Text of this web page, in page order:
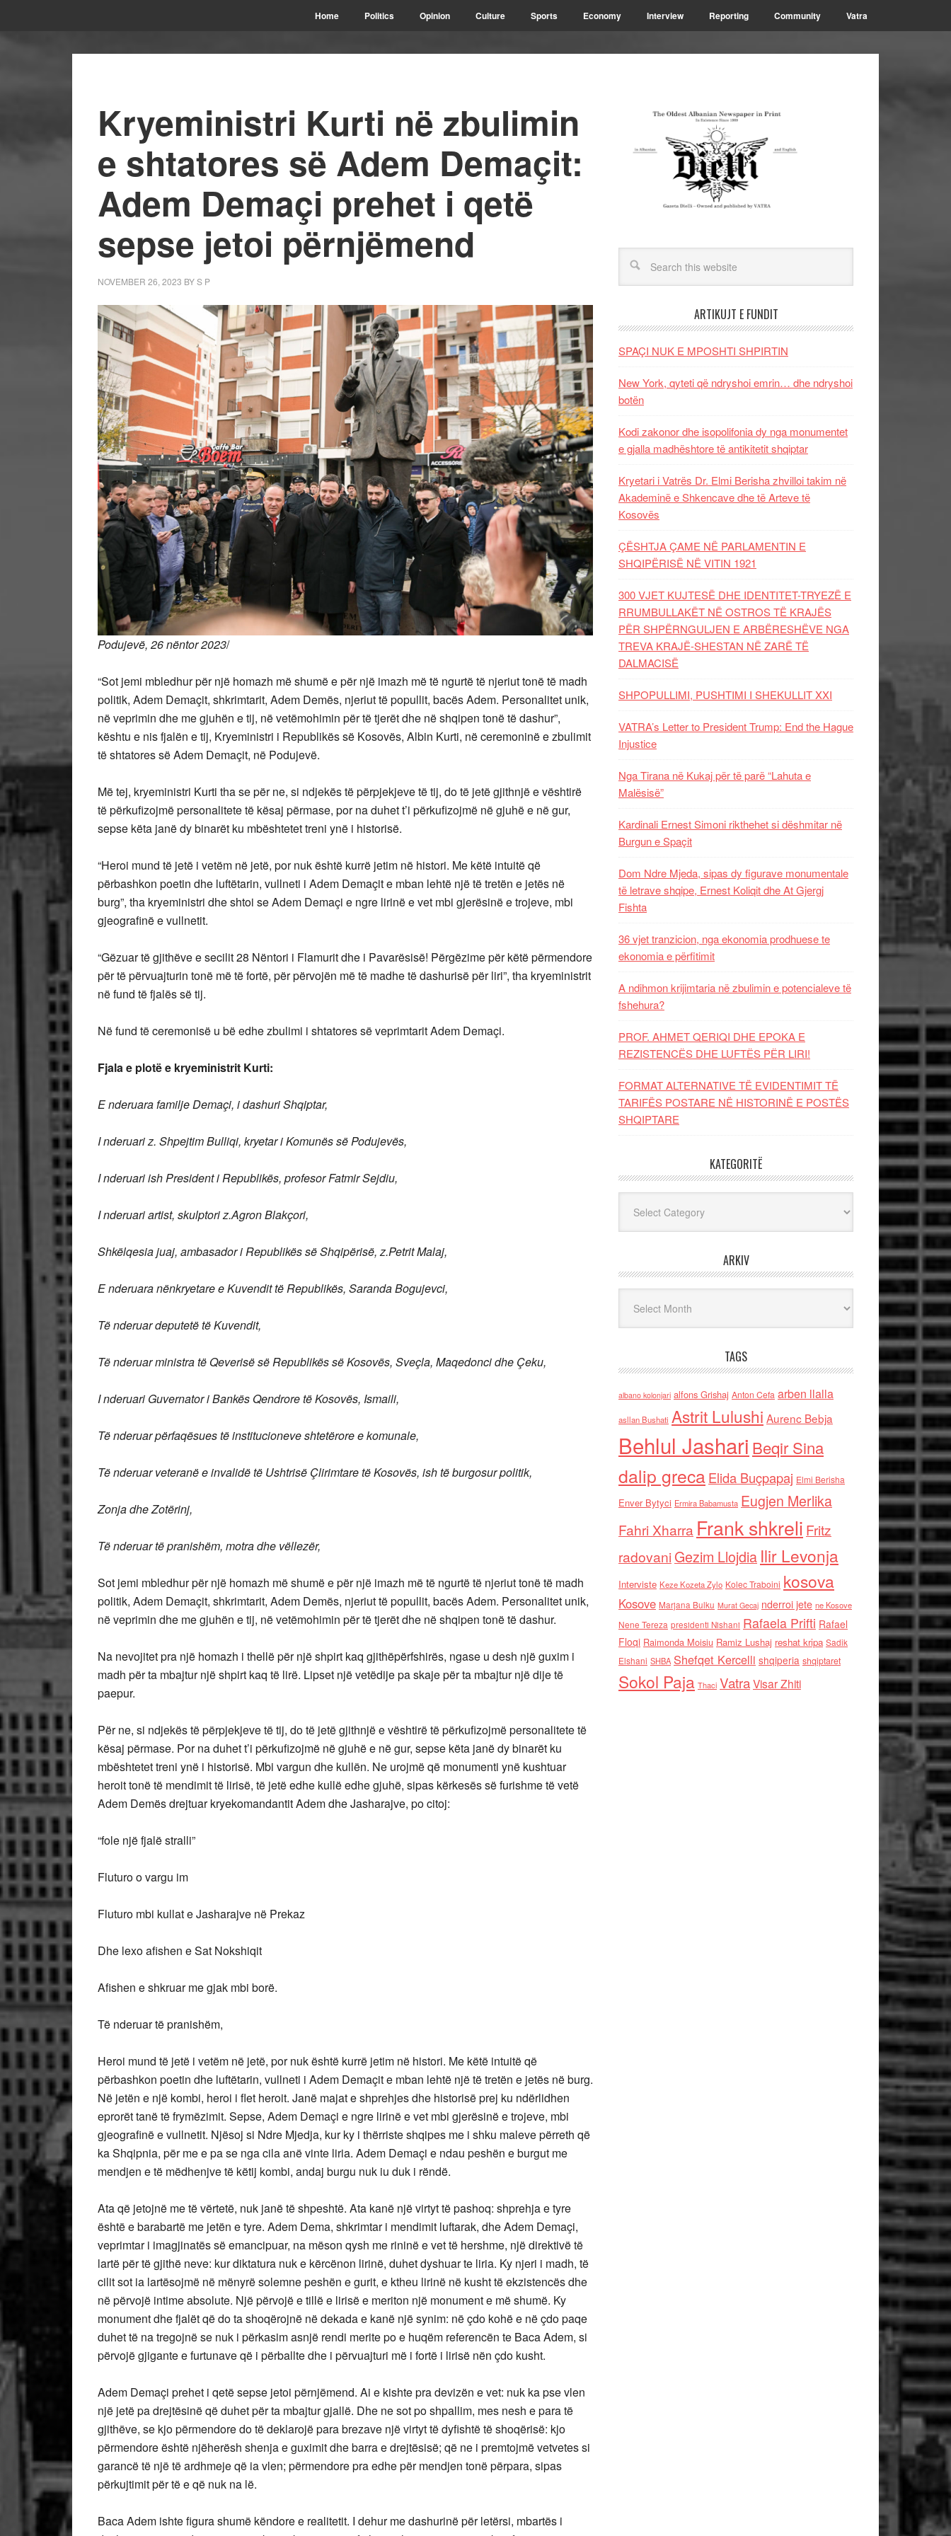
Home Politics Opinion Culture Sports Economy Interview Reporting Community Vatra
Kryeministri Kurti në zbulimin
e shtatores së Adem Demaçit:
Adem Demaçi prehet i qetë
sepse jetoi përnjëmend
NOVEMBER 26, 2023 BYS P
Podujevë, 26 nëntor 2023/
“Sot jemi mbledhur për një homazh më shumë e për një imazh më të ngurtë të njeriut tonë të madh
politik, Adem Demaçit, shkrimtarit, Adem Demës, njeriut të popullit, bacës Adem. Personalitet unik,
në veprimin dhe me gjuhën e tij, në vetëmohimin për të tjerët dhe në shqipen tonë të dashur”,
kështu e nis fjalën e tij, Kryeministri i Republikës së Kosovës, Albin Kurti, në ceremoninë e zbulimit
të shtatores së Adem Demaçit, në Podujevë.
Më tej, kryeministri Kurti tha se për ne, si ndjekës të përpjekjeve të tij, do të jetë gjithnjë e vështirë
të përkufizojmë personalitete të kësaj përmase, por na duhet t’i përkufizojmë në gjuhë e në gur,
sepse këta janë dy binarët ku mbështetet treni ynë i historisë.
“Heroi mund të jetë i vetëm në jetë, por nuk është kurrë jetim në histori. Me këtë intuitë që
përbashkon poetin dhe luftëtarin, vullneti i Adem Demaçit e mban lehtë një të tretën e jetës në
burg”, tha kryeministri dhe shtoi se Adem Demaçi e ngre lirinë e vet mbi gjerësinë e trojeve, mbi
gjeografinë e vullnetit.
“Gëzuar të gjithëve e secilit 28 Nëntori i Flamurit dhe i Pavarësisë! Përgëzime për këtë përmendore
për të përvuajturin tonë më të fortë, për përvojën më të madhe të dashurisë për liri”, tha kryeministrit
në fund të fjalës së tij.
Në fund të ceremonisë u bë edhe zbulimi i shtatores së veprimtarit Adem Demaçi.
Fjala e plotë e kryeministrit Kurti:
E nderuara familje Demaçi, i dashuri Shqiptar,
I nderuari z. Shpejtim Bulliqi, kryetar i Komunës së Podujevës,
I nderuari ish President i Republikës, profesor Fatmir Sejdiu,
I nderuari artist, skulptori z.Agron Blakçori,
Shkëlqesia juaj, ambasador i Republikës së Shqipërisë, z.Petrit Malaj,
E nderuara nënkryetare e Kuvendit të Republikës, Saranda Bogujevci,
Të nderuar deputetë të Kuvendit,
Të nderuar ministra të Qeverisë së Republikës së Kosovës, Sveçla, Maqedonci dhe Çeku,
I nderuari Guvernator i Bankës Qendrore të Kosovës, Ismaili,
Të nderuar përfaqësues të institucioneve shtetërore e komunale,
Të nderuar veteranë e invalidë të Ushtrisë Çlirimtare të Kosovës, ish të burgosur politik,
Zonja dhe Zotërinj,
Të nderuar të pranishëm, motra dhe vëllezër,
Sot jemi mbledhur për një homazh më shumë e për një imazh më të ngurtë të njeriut tonë të madh
politik, Adem Demaçit, shkrimtarit, Adem Demës, njeriut të popullit, bacës Adem. Personalitet unik,
në veprimin dhe me gjuhën e tij, në vetëmohimin për të tjerët dhe në shqipen tonë të dashur.
Na nevojitet pra një homazh i thellë për një shpirt kaq gjithëpërfshirës, ngase u desh një guxim i
madh për ta mbajtur një shpirt kaq të lirë. Lipset një vetëdije pa skaje për ta mbajtur një dije të
paepur.
Për ne, si ndjekës të përpjekjeve të tij, do të jetë gjithnjë e vështirë të përkufizojmë personalitete të
kësaj përmase. Por na duhet t’i përkufizojmë në gjuhë e në gur, sepse këta janë dy binarët ku
mbështetet treni ynë i historisë. Mbi vargun dhe kullën. Ne urojmë që monumenti ynë kushtuar
heroit tonë të mendimit të lirisë, të jetë edhe kullë edhe gjuhë, sipas kërkesës së furishme të vetë
Adem Demës drejtuar kryekomandantit Adem dhe Jasharajve, po citoj:
“fole një fjalë stralli”
Fluturo o vargu im
Fluturo mbi kullat e Jasharajve në Prekaz
Dhe lexo afishen e Sat Nokshiqit
Afishen e shkruar me gjak mbi borë.
Të nderuar të pranishëm,
Heroi mund të jetë i vetëm në jetë, por nuk është kurrë jetim në histori. Me këtë intuitë që
përbashkon poetin dhe luftëtarin, vullneti i Adem Demaçit e mban lehtë një të tretën e jetës në burg.
Në jetën e një kombi, heroi i flet heroit. Janë majat e shprehjes dhe historisë prej ku ndërlidhen
eprorët tanë të frymëzimit. Sepse, Adem Demaçi e ngre lirinë e vet mbi gjerësinë e trojeve, mbi
gjeografinë e vullnetit. Njësoj si Ndre Mjedja, kur ky i thërriste shqipes me i shku maleve përreth që
ka Shqipnia, për me e pa se nga cila anë vinte liria. Adem Demaçi e ndau peshën e burgut me
mendjen e të mëdhenjve të këtij kombi, andaj burgu nuk iu duk i rëndë.
Ata që jetojnë me të vërtetë, nuk janë të shpeshtë. Ata kanë një virtyt të pashoq: shprehja e tyre
është e barabartë me jetën e tyre. Adem Dema, shkrimtar i mendimit luftarak, dhe Adem Demaçi,
veprimtar i imagjinatës së emancipuar, na mëson qysh me rininë e vet të hershme, një direktivë të
lartë për të gjithë neve: kur diktatura nuk e kërcënon lirinë, duhet dyshuar te liria. Ky njeri i madh, të
cilit sot ia lartësojmë në mënyrë solemne peshën e gurit, e ktheu lirinë në kusht të ekzistencës dhe
në përvojë intime absolute. Një përvojë e tillë e lirisë e meriton një monument e më shumë. Ky
monument dhe fjalët që do ta shoqërojnë në dekada e kanë një synim: në çdo kohë e në çdo paqe
duhet të na tregojnë se nuk i përkasim asnjë rendi merite po e huqëm referencën te Baca Adem, si
përvojë gjigante e furtunave që i përballte dhe i përvuajturi më i fortë i lirisë nën çdo kusht.
Adem Demaçi prehet i qetë sepse jetoi përnjëmend. Ai e kishte pra devizën e vet: nuk ka pse vlen
një jetë pa drejtësinë që duhet për ta mbajtur gjallë. Dhe ne sot po shpallim, mes nesh e para të
gjithëve, se kjo përmendore do të deklarojë para brezave një virtyt të dyfishtë të shoqërisë: kjo
përmendore është njëherësh shenja e guximit dhe barra e drejtësisë; që ne i premtojmë vetvetes si
garancë të një të ardhmeje që ia vlen; përmendore pra edhe për mendjen tonë përpara, sipas
përkujtimit për të e që nuk na lë.
Baca Adem ishte figura shumë këndore e realitetit. I dehur me dashurinë për letërsi, mbartës i
ARTIKUJT E FUNDIT
SPAÇI NUK E MPOSHTI SHPIRTIN
New York, qyteti që ndryshoi emrin… dhe ndryshoi
botën
Kodi zakonor dhe isopolifonia dy nga monumentet
e gjalla madhështore të antikitetit shqiptar
Kryetari i Vatrës Dr. Elmi Berisha zhvilloi takim në
Akademinë e Shkencave dhe të Arteve të
Kosovës
ÇËSHTJA ÇAME NË PARLAMENTIN E
SHQIPËRISË NË VITIN 1921
300 VJET KUJTESË DHE IDENTITET-TRYEZË E
RRUMBULLAKËT NË OSTROS TË KRAJËS
PËR SHPËRNGULJEN E ARBËRESHËVE NGA
TREVA KRAJË-SHESTAN NË ZARË TË
DALMACISË
SHPOPULLIMI, PUSHTIMI I SHEKULLIT XXI
VATRA’s Letter to President Trump: End the Hague
Injustice
Nga Tirana në Kukaj për të parë “Lahuta e
Malësisë”
Kardinali Ernest Simoni rikthehet si dëshmitar në
Burgun e Spaçit
Dom Ndre Mjeda, sipas dy figurave monumentale
të letrave shqipe, Ernest Koliqit dhe At Gjergj
Fishta
36 vjet tranzicion, nga ekonomia prodhuese te
ekonomia e përfitimit
A ndihmon krijimtaria në zbulimin e potencialeve të
fshehura?
PROF. AHMET QERIQI DHE EPOKA E
REZISTENCЁS DHE LUFTЁS PЁR LIRI!
FORMAT ALTERNATIVE TË EVIDENTIMIT TË
TARIFËS POSTARE NË HISTORINË E POSTËS
SHQIPTARE
KATEGORITË
ARKIV
TAGS
albano kolonjari alfons Grishaj Anton Cefa arben llalla
asllan Bushati Astrit Lulushi Aurenc Bebja
Behlul Jashari Beqir Sina
dalip grecaElida Buçpapaj Elmi Berisha
Enver Bytyci Ermira Babamusta Eugjen Merlika
Fahri Xharra Frank shkreli Fritz
radovaniGezim Llojdia Ilir Levonja
Interviste Keze Kozeta Zylo Kolec Traboini kosova
Kosove Marjana Bulku Murat Gecaj nderroi jete ne Kosove
Nene Tereza presidenti Nishani Rafaela Prifti Rafael
Floqi Raimonda Moisiu Ramiz Lushaj reshat kripa Sadik
Elshani SHBA Shefqet Kercelli shqiperia shqiptaret
Sokol Paja Thaci VatraVisar Zhiti